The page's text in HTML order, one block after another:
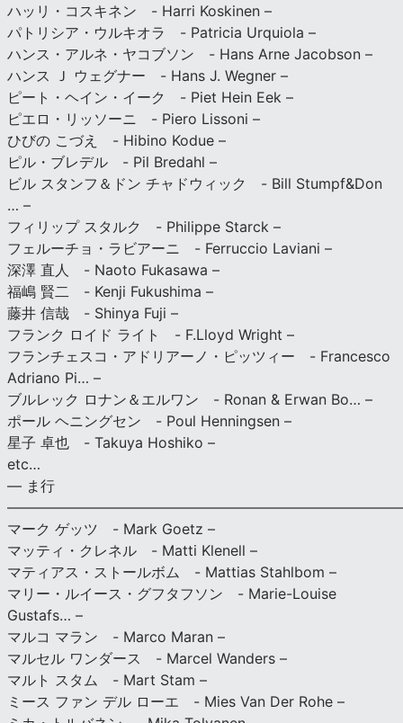
ハッリ・コスキネン - Harri Koskinen –
パトリシア・ウルキオラ - Patricia Urquiola –
ハンス・アルネ・ヤコブソン - Hans Arne Jacobson –
ハンス Ｊ ウェグナー - Hans J. Wegner –
ピート・ヘイン・イーク - Piet Hein Eek –
ピエロ・リッソーニ - Piero Lissoni –
ひびの こづえ - Hibino Kodue –
ピル・ブレデル - Pil Bredahl –
ビル スタンフ＆ドン チャドウィック - Bill Stumpf&Don
… –
フィリップ スタルク - Philippe Starck –
フェルーチョ・ラビアーニ - Ferruccio Laviani –
深澤 直人 - Naoto Fukasawa –
福嶋 賢二 - Kenji Fukushima –
藤井 信哉 - Shinya Fuji –
フランク ロイド ライト - F.Lloyd Wright –
フランチェスコ・アドリアーノ・ピッツィー - Francesco
Adriano Pi… –
ブルレック ロナン＆エルワン - Ronan & Erwan Bo… –
ポール ヘニングセン - Poul Henningsen –
星子 卓也 - Takuya Hoshiko –
etc…
— ま行
マーク ゲッツ - Mark Goetz –
マッティ・クレネル - Matti Klenell –
マティアス・ストールボム - Mattias Stahlbom –
マリー・ルイース・グフタフソン - Marie-Louise
Gustafs… –
マルコ マラン - Marco Maran –
マルセル ワンダース - Marcel Wanders –
マルト スタム - Mart Stam –
ミース ファン デル ローエ - Mies Van Der Rohe –